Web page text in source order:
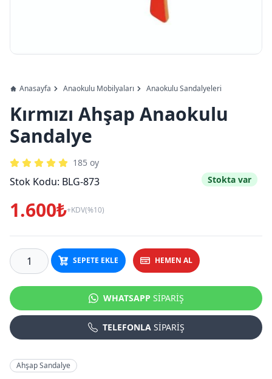
Anasayfa Anaokulu Mobilyaları Anaokulu Sandalyeleri
Kırmızı Ahşap Anaokulu
Sandalye
185 oy
Stok Kodu: BLG-873 Stokta var
1.600₺+KDV(%10)
SEPETE EKLE HEMEN AL
WHATSAPP SİPARİŞ
TELEFONLA SİPARİŞ
Ahşap Sandalye